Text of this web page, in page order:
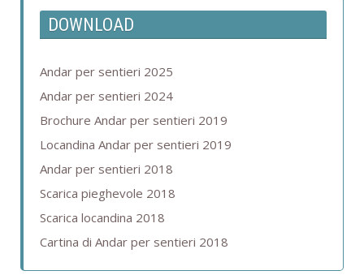
DOWNLOAD
Andar per sentieri 2025
Andar per sentieri 2024
Brochure Andar per sentieri 2019
Locandina Andar per sentieri 2019
Andar per sentieri 2018
Scarica pieghevole 2018
Scarica locandina 2018
Cartina di Andar per sentieri 2018